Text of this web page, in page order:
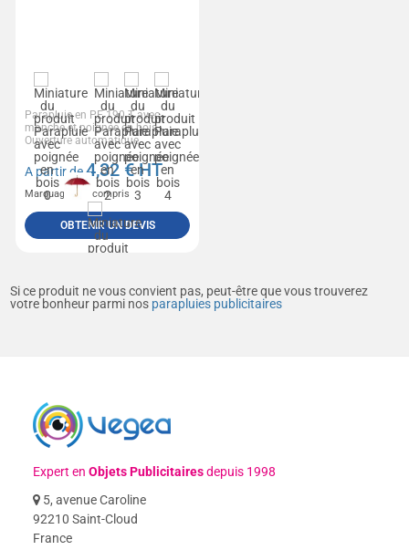
Parapluie en PE 190 T avec
manche et poignée en bois.
Ouverture automatique.
A partir de4,32 € HT
Marquage non compris
OBTENIR UN DEVIS
Si ce produit ne vous convient pas, peut-être que vous trouverez
votre bonheur parmi nos parapluies publicitaires
Expert enObjets Publicitairesdepuis 1998
5, avenue Caroline
92210 Saint-Cloud
France